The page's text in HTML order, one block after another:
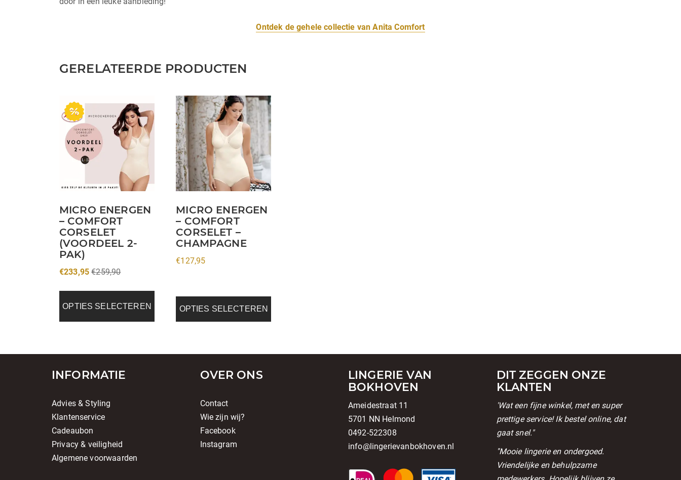
Ontdek de gehele collectie van Anita Comfort
GERELATEERDE PRODUCTEN
MICRO ENERGEN
– COMFORT
CORSELET
(VOORDEEL 2-
PAK)
€233,95 €259,90
OPTIES SELECTEREN
MICRO ENERGEN
– COMFORT
CORSELET –
CHAMPAGNE
€127,95
OPTIES SELECTEREN
Dit
product
heeft
meerdere
variaties.
Deze
optie
gekozen
worden
op
productpagina
INFORMATIE
Advies & Styling
Klantenservice
Cadeaubon
Privacy & veiligheid
Algemene voorwaarden
OVER ONS
Contact
Wie zijn wij?
Facebook
Instagram
LINGERIE VAN
BOKHOVEN
Ameidestraat 11
5701 NN Helmond
0492-522308
info@lingerievanbokhoven.nl
DIT ZEGGEN ONZE
KLANTEN
'Wat een fijne winkel, met en super
prettige service! Ik bestel online, dat
gaat snel."
''Mooie lingerie en ondergoed.
Vriendelijke en behulpzame